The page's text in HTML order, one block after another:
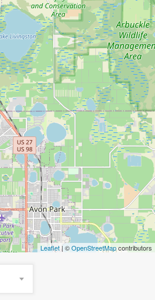
Leaflet | ©OpenStreetMapcontributors